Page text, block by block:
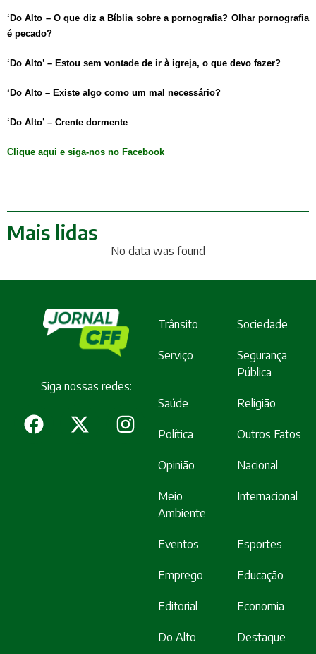
‘Do Alto – O que diz a Bíblia sobre a pornografia? Olhar pornografia
é pecado?
‘Do Alto’ – Estou sem vontade de ir à igreja, o que devo fazer?
‘Do Alto – Existe algo como um mal necessário?
‘Do Alto’ – Crente dormente
Clique aqui e siga-nos no Facebook
Mais lidas
No data was found
Siga nossas redes:
Trânsito Sociedade
Serviço
Segurança
Pública
Saúde Religião
Política Outros Fatos
Opinião Nacional
Meio
Ambiente
Internacional
Eventos Esportes
Emprego Educação
Editorial Economia
Do Alto Destaque